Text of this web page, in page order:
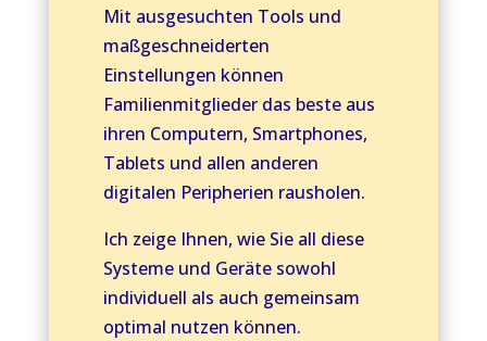
Mit ausgesuchten Tools und
maßgeschneiderten
Einstellungen können
Familienmitglieder das beste aus
ihren Computern, Smartphones,
Tablets und allen anderen
digitalen Peripherien rausholen.
Ich zeige Ihnen, wie Sie all diese
Systeme und Geräte sowohl
individuell als auch gemeinsam
optimal nutzen können.